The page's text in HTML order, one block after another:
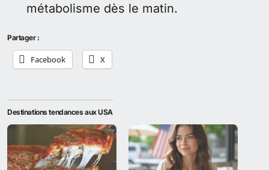
métabolisme dès le matin.
Partager :
Facebook X
Destinations tendances aux USA